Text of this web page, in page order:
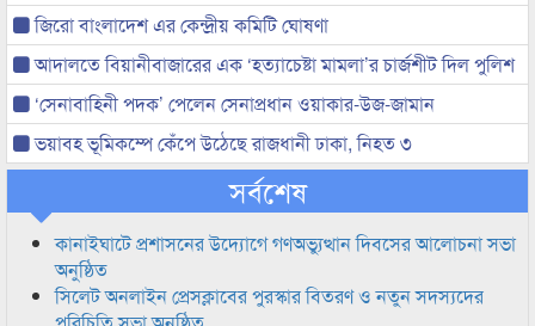
জিরো বাংলাদেশ এর কেন্দ্রীয় কমিটি ঘোষণা
আদালতে বিয়ানীবাজারের এক ‘হত্যাচেষ্টা মামলা’র চার্জশীট দিল পুলিশ
‘সেনাবাহিনী পদক’ পেলেন সেনাপ্রধান ওয়াকার-উজ-জামান
ভয়াবহ ভূমিকম্পে কেঁপে উঠেছে রাজধানী ঢাকা, নিহত ৩
সর্বশেষ
কানাইঘাটে প্রশাসনের উদ্যোগে গণঅভ্যুত্থান দিবসের আলোচনা সভা
অনুষ্ঠিত
সিলেট অনলাইন প্রেসক্লাবের পুরস্কার বিতরণ ও নতুন সদস্যদের